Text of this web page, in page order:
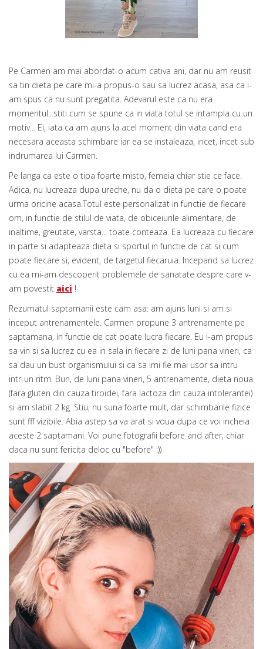
Pe Carmen am mai abordat-o acum cativa ani, dar nu am reusit
sa tin dieta pe care mi-a propus-o sau sa lucrez acasa, asa ca i-
am spus ca nu sunt pregatita. Adevarul este ca nu era
momentul...stiti cum se spune ca in viata totul se intampla cu un
motiv... Ei, iata ca am ajuns la acel moment din viata cand era
necesara aceasta schimbare iar ea se instaleaza, incet, incet sub
indrumarea lui Carmen.
Pe langa ca este o tipa foarte misto, femeia chiar stie ce face.
Adica, nu lucreaza dupa ureche, nu da o dieta pe care o poate
urma oricine acasa.Totul este personalizat in functie de fiecare
om, in functie de stilul de viata, de obiceiurile alimentare, de
inaltime, greutate, varsta... toate conteaza. Ea lucreaza cu fiecare
in parte si adapteaza dieta si sportul in functie de cat si cum
poate fiecare si, evident, de targetul fiecaruia. Incepand sa lucrez
cu ea mi-am descoperit problemele de sanatate despre care v-
am povestit aici !
Rezumatul saptamanii este cam asa: am ajuns luni si am si
inceput antrenamentele. Carmen propune 3 antrenamente pe
saptamana, in functie de cat poate lucra fiecare. Eu i-am propus
sa vin si sa lucrez cu ea in sala in fiecare zi de luni pana vineri, ca
sa dau un bust organismului si ca sa imi fie mai usor sa intru
intr-un ritm. Bun, de luni pana vineri, 5 antrenamente, dieta noua
(fara gluten din cauza tiroidei, fara lactoza din cauza intolerantei)
si am slabit 2 kg. Stiu, nu suna foarte mult, dar schimbarile fizice
sunt fff vizibile. Abia astep sa va arat si voua dupa ce voi incheia
aceste 2 saptamani. Voi pune fotografii before and after, chiar
daca nu sunt fericita deloc cu "before" :))